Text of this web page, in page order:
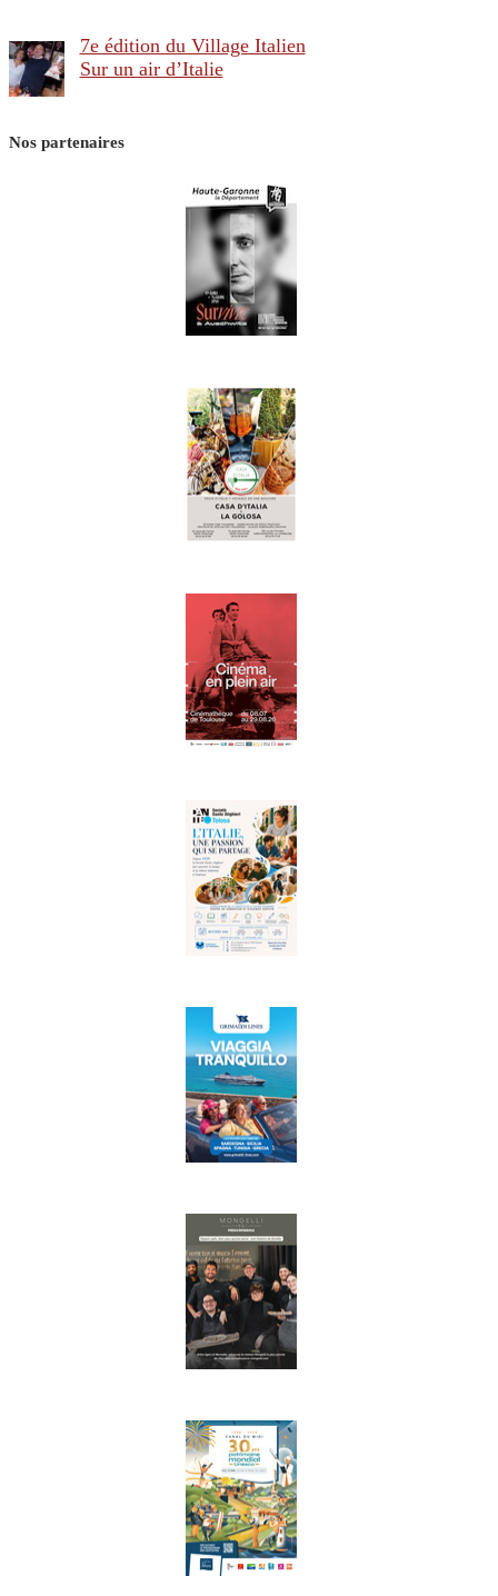
7e édition du Village Italien
Sur un air d’Italie
Nos partenaires